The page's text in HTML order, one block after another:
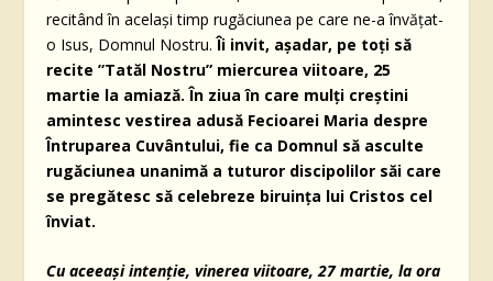
recitând în același timp rugăciunea pe care ne-a învățat-
o Isus, Domnul Nostru.Îi invit, așadar, pe toți să
recite ”Tatăl Nostru” miercurea viitoare, 25
martie la amiază. În ziua în care mulți creștini
amintesc vestirea adusă Fecioarei Maria despre
Întruparea Cuvântului, fie ca Domnul să asculte
rugăciunea unanimă a tuturor discipolilor săi care
se pregătesc să celebreze biruința lui Cristos cel
înviat.
Cu aceeași intenție, vinerea viitoare, 27 martie, la ora